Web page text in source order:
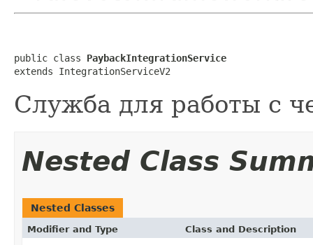
public class PaybackIntegrationService
extends IntegrationServiceV2
Служба для работы с
Nested Class
Nested Classes
Modifier and Type Class and Description